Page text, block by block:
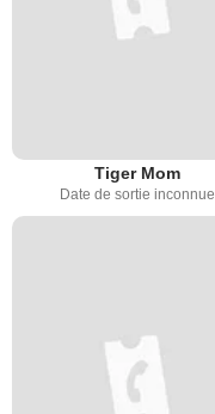
Tiger Mom
Date de sortie inconnue